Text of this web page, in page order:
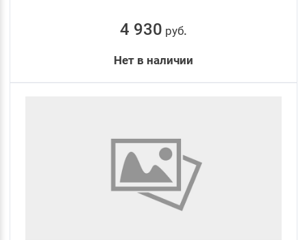
4 930 руб.
Нет в наличии